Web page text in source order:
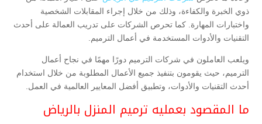
ذوي الخبرة والكفاءة، وذلك من خلال إجراء المقابلات الشخصية
واختبارات المهارة. كما تحرص الشركات على تدريب العمالة على أحدث
التقنيات والأدوات المستخدمة في أعمال الترميم.
ويلعب العاملون في شركات الترميم دورًا مهمًا في نجاح أعمال
الترميم، حيث يقومون بتنفيذ جميع الأعمال المطلوبة من خلال استخدام
أحدث التقنيات والأدوات، وتطبيق أفضل المعايير العالمية في العمل.
ما المقصود بعمليه ترميم المنزل بالرياض